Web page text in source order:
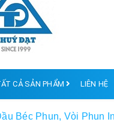
CẢ SẢN PHẨM LIÊN HỆ
Béc Phun, Vòi Phun